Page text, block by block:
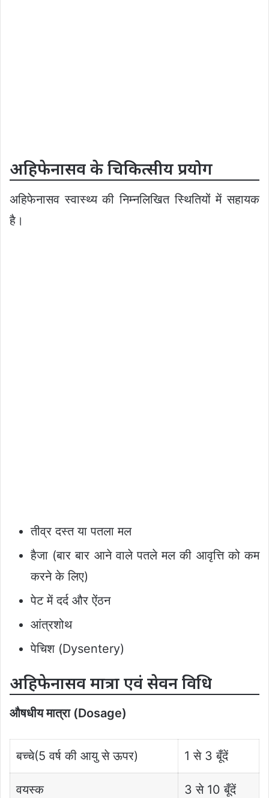
अहिफेनासव के चिकित्सीय प्रयोग
अहिफेनासव स्वास्थ्य की निम्नलिखित स्थितियों में सहायक
है।
तीव्र दस्त या पतला मल
हैजा (बार बार आने वाले पतले मल की आवृत्ति को कम
करने के लिए)
पेट में दर्द और ऐंठन
आंत्रशोथ
पेचिश (Dysentery)
अहिफेनासव मात्रा एवं सेवन विधि
औषधीय मात्रा (Dosage)
बच्चे(5 वर्ष की आयु से ऊपर) 1 से 3 बूँदें
वयस्क 3 से 10 बूँदें